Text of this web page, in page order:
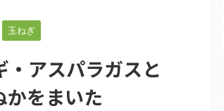
玉ねぎ
・アスパラガスと
かをまいた